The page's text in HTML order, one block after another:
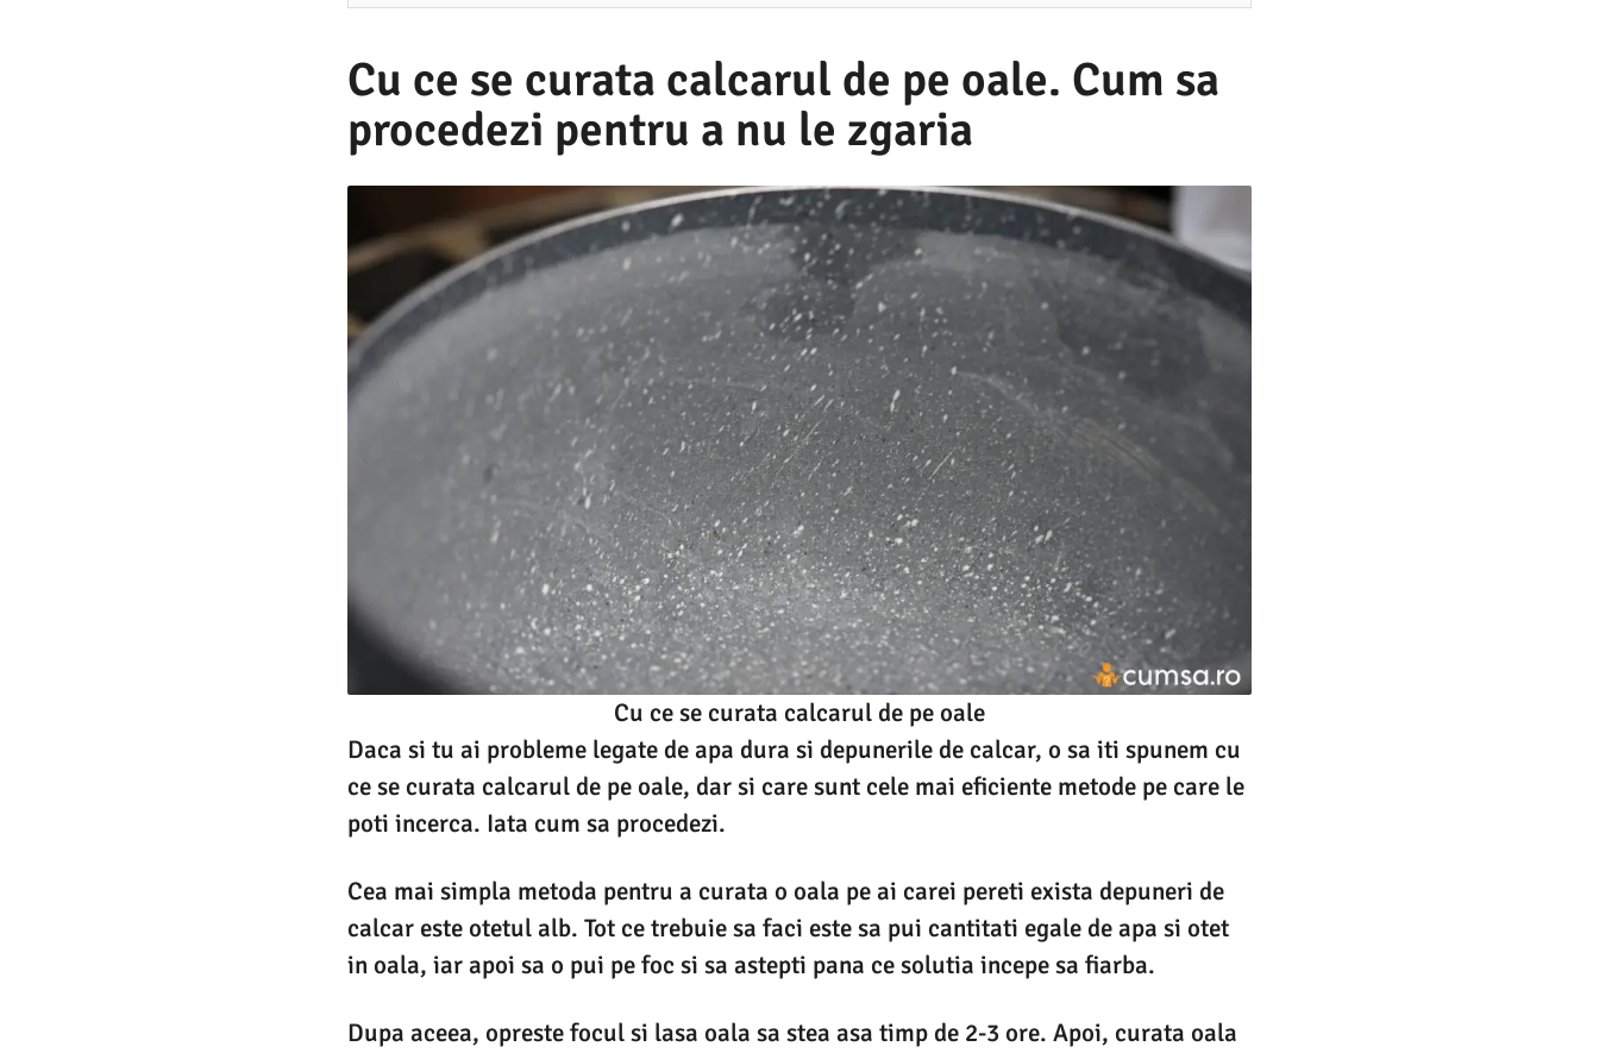
Cu ce se curata calcarul de pe oale. Cum sa
procedezi pentru a nu le zgaria
Cu ce se curata calcarul de pe oale
Daca si tu ai probleme legate de apa dura si depunerile de calcar, o sa iti spunem cu
ce se curata calcarul de pe oale, dar si care sunt cele mai eficiente metode pe care le
poti incerca. Iata cum sa procedezi.
Cea mai simpla metoda pentru a curata o oala pe ai carei pereti exista depuneri de
calcar este otetul alb. Tot ce trebuie sa faci este sa pui cantitati egale de apa si otet
in oala, iar apoi sa o pui pe foc si sa astepti pana ce solutia incepe sa fiarba.
Dupa aceea, opreste focul si lasa oala sa stea asa timp de 2-3 ore. Apoi, curata oala